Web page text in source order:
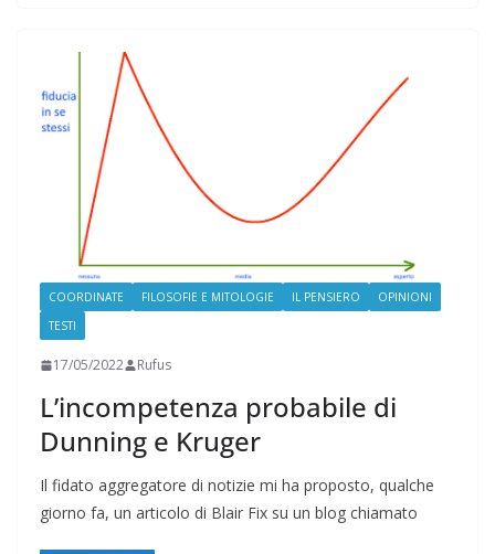
COORDINATE FILOSOFIE E MITOLOGIE IL PENSIERO
OPINIONI
TESTI
17/05/2022 Rufus
L’incompetenza probabile di
Dunning e Kruger
Il fidato aggregatore di notizie mi ha proposto, qualche
giorno fa, un articolo di Blair Fix su un blog chiamato